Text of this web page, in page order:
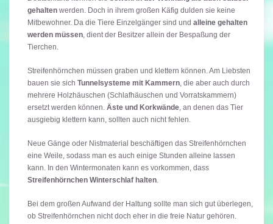
gehalten werden. Doch in ihrem großen Käfig dulden sie keine
Mitbewohner. Da die Tiere Einzelgänger sind und alleine gehalten
werden müssen , dient der Besitzer allein der Bespaßung der
Tierchen.
Streifenhörnchen müssen graben und klettern können. Am Liebsten
bauen sie sich Tunnelsysteme mit Kammern, die aber auch durch
mehrere Holzhäuschen (Schlafhäuschen und Vorratskammern)
ersetzt werden können. Äste und Korkwände, an denen das Tier
ausgiebig klettern kann, sollten auch nicht fehlen.
Neue Gänge oder Nistmaterial beschäftigen das Streifenhörnchen
eine Weile, sodass man es auch einige Stunden alleine lassen
kann. In den Wintermonaten kann es vorkommen, dass
Streifenhörnchen Winterschlaf halten.
Bei dem großen Aufwand der Haltung sollte man sich gut überlegen,
ob Streifenhörnchen nicht doch eher in die freie Natur gehören.